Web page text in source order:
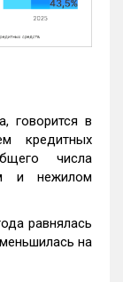
говорится в
кредитных
числа
и нежилом
равнялась
на